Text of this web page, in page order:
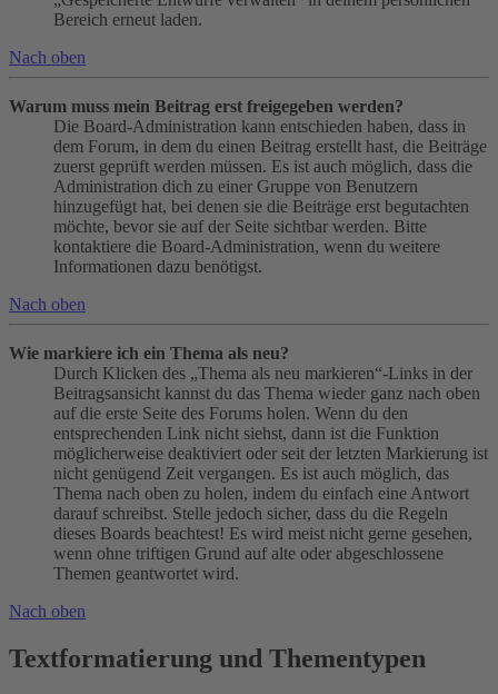
Bereich erneut laden.
Nach oben
Warum muss mein Beitrag erst freigegeben werden?
Die Board-Administration kann entschieden haben, dass in
dem Forum, in dem du einen Beitrag erstellt hast, die Beiträge
zuerst geprüft werden müssen. Es ist auch möglich, dass die
Administration dich zu einer Gruppe von Benutzern
hinzugefügt hat, bei denen sie die Beiträge erst begutachten
möchte, bevor sie auf der Seite sichtbar werden. Bitte
kontaktiere die Board-Administration, wenn du weitere
Informationen dazu benötigst.
Nach oben
Wie markiere ich ein Thema als neu?
Durch Klicken des „Thema als neu markieren“-Links in der
Beitragsansicht kannst du das Thema wieder ganz nach oben
auf die erste Seite des Forums holen. Wenn du den
entsprechenden Link nicht siehst, dann ist die Funktion
möglicherweise deaktiviert oder seit der letzten Markierung ist
nicht genügend Zeit vergangen. Es ist auch möglich, das
Thema nach oben zu holen, indem du einfach eine Antwort
darauf schreibst. Stelle jedoch sicher, dass du die Regeln
dieses Boards beachtest! Es wird meist nicht gerne gesehen,
wenn ohne triftigen Grund auf alte oder abgeschlossene
Themen geantwortet wird.
Nach oben
Textformatierung und Thementypen